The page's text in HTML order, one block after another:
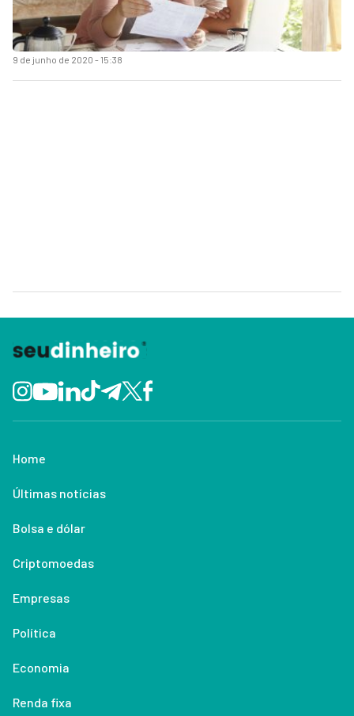
9 de junho de 2020 - 15:38
Home
Últimas notícias
Bolsa e dólar
Criptomoedas
Empresas
Política
Economia
Renda fixa